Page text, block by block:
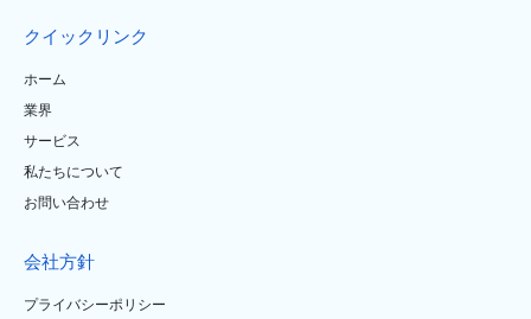
クイックリンク
ホーム
業界
サービス
私たちについて
お問い合わせ
会社方針
プライバシーポリシー